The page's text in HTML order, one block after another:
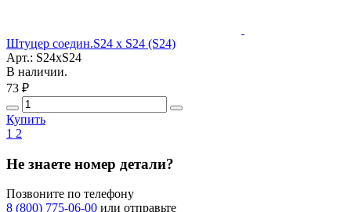
Штуцер соедин.S24 x S24 (S24)
Арт.: S24xS24
В наличии.
73 ₽
Купить
1 2
Не знаете номер детали?
Позвоните по телефону
8 (800) 775-06-00 или отправьте